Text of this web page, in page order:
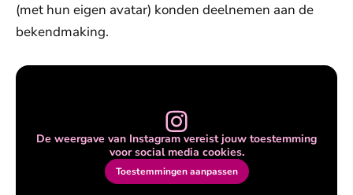
(met hun eigen avatar) konden deelnemen aan de
bekendmaking.
De weergave van Instagram vereist jouw toestemming
voor social media cookies.
Toestemmingen aanpassen